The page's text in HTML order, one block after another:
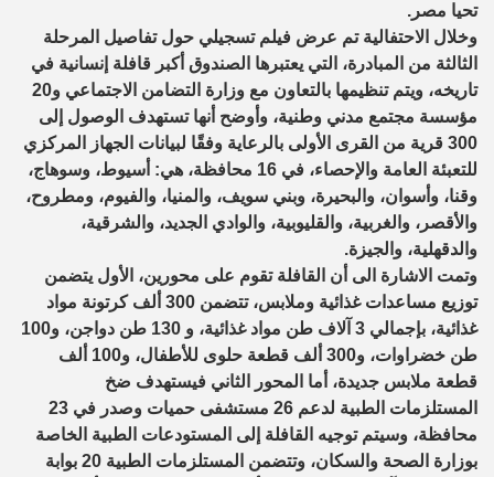
تحيا مصر.
وخلال الاحتفالية تم عرض فيلم تسجيلي حول تفاصيل المرحلة
الثالثة من المبادرة، التي يعتبرها الصندوق أكبر قافلة إنسانية في
تاريخه، ويتم تنظيمها بالتعاون مع وزارة التضامن الاجتماعي و20
مؤسسة مجتمع مدني وطنية، وأوضح أنها تستهدف الوصول إلى
300 قرية من القرى الأولى بالرعاية وفقًا لبيانات الجهاز المركزي
للتعبئة العامة والإحصاء، في 16 محافظة، هي: أسيوط، وسوهاج،
وقنا، وأسوان، والبحيرة، وبني سويف، والمنيا، والفيوم، ومطروح،
والأقصر، والغربية، والقليوبية، والوادي الجديد، والشرقية،
والدقهلية، والجيزة.
وتمت الاشارة الى أن القافلة تقوم على محورين، الأول يتضمن
توزيع مساعدات غذائية وملابس، تتضمن 300 ألف كرتونة مواد
غذائية، بإجمالي 3 آلاف طن مواد غذائية، و 130 طن دواجن، و100
طن خضراوات، و300 ألف قطعة حلوى للأطفال، و100 ألف
قطعة ملابس جديدة، أما المحور الثاني فيستهدف ضخ
المستلزمات الطبية لدعم 26 مستشفى حميات وصدر في 23
محافظة، وسيتم توجيه القافلة إلى المستودعات الطبية الخاصة
بوزارة الصحة والسكان، وتتضمن المستلزمات الطبية 20 بوابة